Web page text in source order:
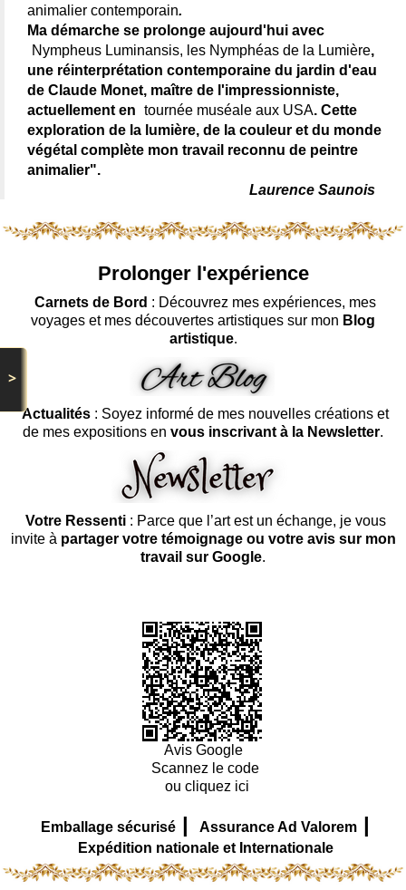
>
animalier contemporain.
Ma démarche se prolonge aujourd'hui avec
Nympheus Luminansis, les Nymphéas de la Lumière,
une réinterprétation contemporaine du jardin d'eau
de Claude Monet, maître de l'impressionniste,
actuellement en tournée muséale aux USA. Cette
exploration de la lumière, de la couleur et du monde
végétal complète mon travail reconnu de peintre
animalier".
Laurence Saunois
Prolonger l'expérience
Carnets de Bord : Découvrez mes expériences, mes
voyages et mes découvertes artistiques sur mon Blog
artistique.
Actualités : Soyez informé de mes nouvelles créations et
de mes expositions en vous inscrivant à la Newsletter.
Votre Ressenti: Parce que l’art est un échange, je vous
invite à partager votre témoignage ou votre avis sur mon
travail sur Google.
Avis Google
Scannez le code
ou cliquez ici
Emballage sécurisé | Assurance Ad Valorem |
Expédition nationale et Internationale